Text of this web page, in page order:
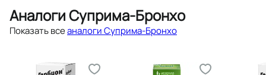
Аналоги Суприма-Бронхо
Показать всеаналоги Суприма-Бронхо